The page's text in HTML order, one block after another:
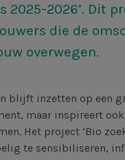
2025-2026’. Dit
die de
overwegen.
blijft inzetten op een
maar inspireert
Het project ’Bio
te sensibiliseren,